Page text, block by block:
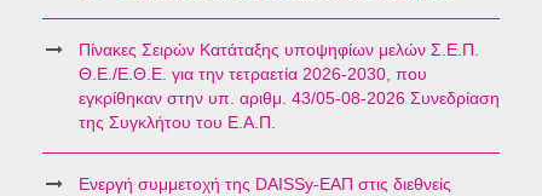
Πίνακες Σειρών Κατάταξης υποψηφίων μελών Σ.Ε.Π.
Θ.Ε./Ε.Θ.Ε. για την τετραετία 2026-2030, που
εγκρίθηκαν στην υπ. αριθμ. 43/05-08-2026 Συνεδρίαση
της Συγκλήτου του Ε.Α.Π.
Ενεργή συμμετοχή της DAISSy-ΕΑΠ στις διεθνείς